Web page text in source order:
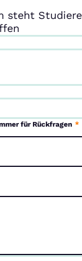
steht
für Rückfragen *